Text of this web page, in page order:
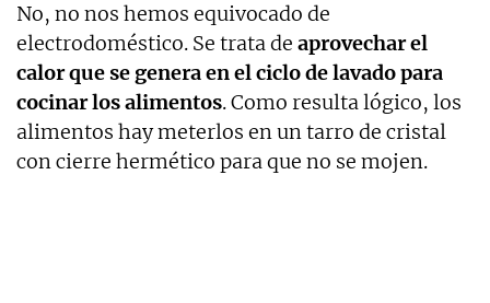
No, no nos hemos equivocado de
electrodoméstico. Se trata de aprovechar el
calor que se genera en el ciclo de lavado para
cocinar los alimentos. Como resulta lógico, los
alimentos hay meterlos en un tarro de cristal
con cierre hermético para que no se mojen.